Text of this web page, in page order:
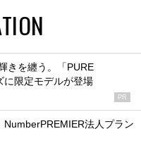
きを纏う。「PURE
に限定モデルが登場
PR
NumberPREMIER法人プラン